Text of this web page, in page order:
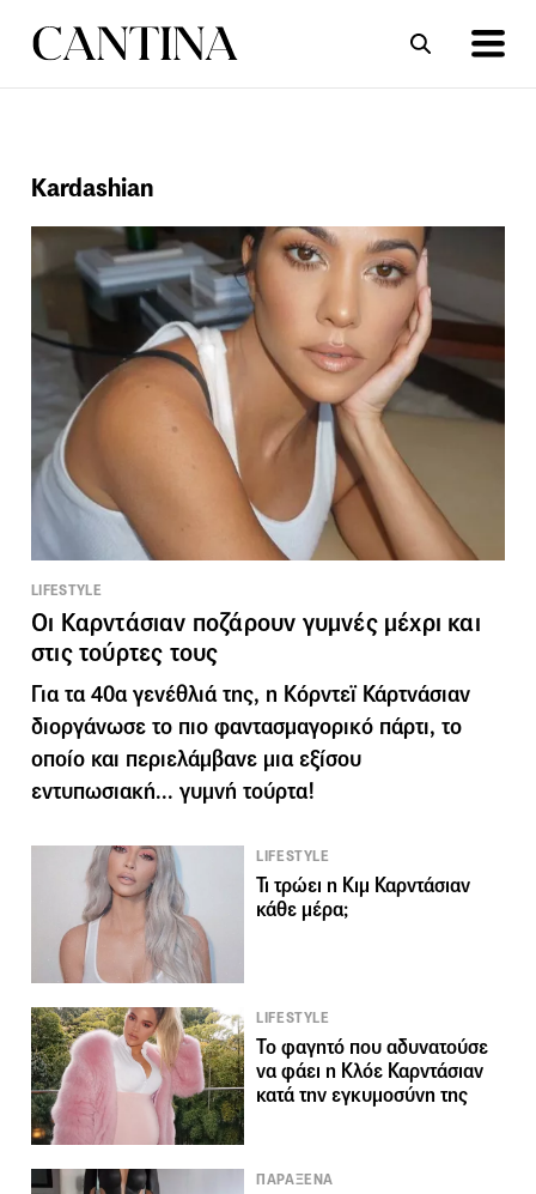
ΣΥΝΤΑΓΕΣ
Kardashian
LIFESTYLE
Οι Καρντάσιαν ποζάρουν γυμνές μέχρι και
στις τούρτες τους
Για τα 40α γενέθλιά της, η Κόρντεϊ Κάρτνάσιαν
διοργάνωσε το πιο φαντασμαγορικό πάρτι, το
οποίο και περιελάμβανε μια εξίσου
εντυπωσιακή... γυμνή τούρτα!
LIFESTYLE
Τι τρώει η Κιμ Καρντάσιαν
κάθε μέρα;
LIFESTYLE
Το φαγητό που αδυνατούσε
να φάει η Κλόε Καρντάσιαν
κατά την εγκυμοσύνη της
ΠΑΡΑΞΕΝΑ